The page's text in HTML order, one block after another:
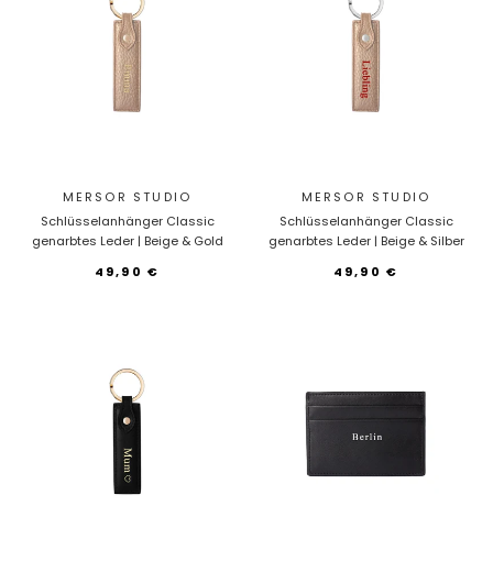
MERSOR STUDIO
Schlüsselanhänger Classic
genarbtes Leder | Beige & Gold
49,90 €
MERSOR STUDIO
Schlüsselanhänger Classic
genarbtes Leder | Beige & Silber
49,90 €